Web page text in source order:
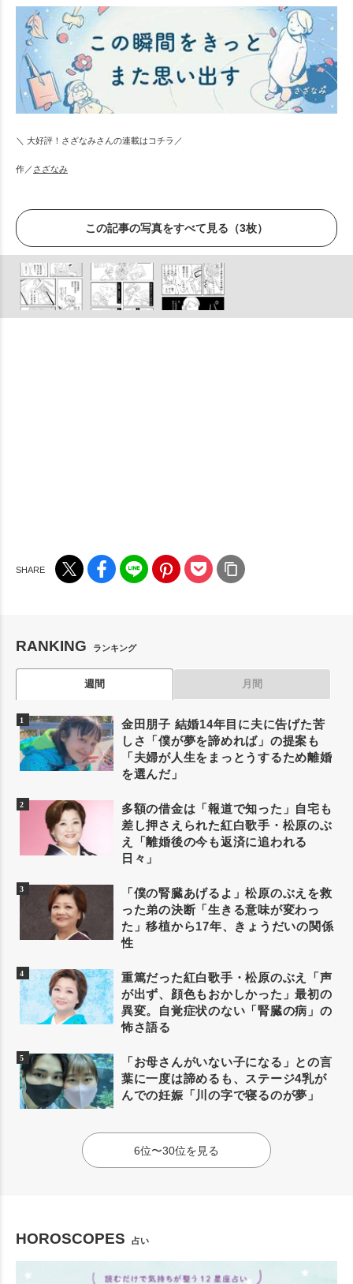
＼ 大好評！さざなみさんの連載はコチラ／
作／ さざなみ
この記事の写真をすべて見る（3枚）
RANKING ランキング
週間 月間
金田朋子 結婚14年目に夫に告げた苦
しさ「僕が夢を諦めれば」の提案も
「夫婦が人生をまっとうするため離婚
を選んだ」
多額の借金は「報道で知った」自宅も
差し押さえられた紅白歌手・松原のぶ
え「離婚後の今も返済に追われる
日々」
「僕の腎臓あげるよ」松原のぶえを救
った弟の決断「生きる意味が変わっ
た」移植から17年、きょうだいの関係
性
重篤だった紅白歌手・松原のぶえ「声
が出ず、顔色もおかしかった」最初の
異変。自覚症状のない「腎臓の病」の
怖さ語る
「お母さんがいない子になる」との言
葉に一度は諦めるも、ステージ4乳が
んでの妊娠「川の字で寝るのが夢」
6位〜30位を見る
HOROSCOPES 占い